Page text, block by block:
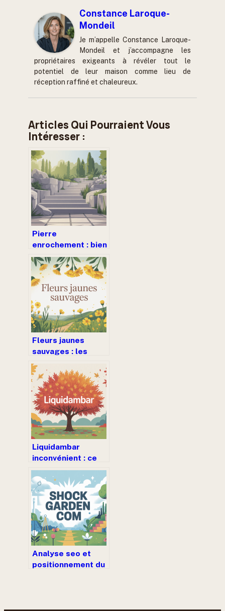
Constance Laroque-
Mondeil
Je m’appelle Constance Laroque-
Mondeil et j’accompagne les
propriétaires exigeants à révéler tout le
potentiel de leur maison comme lieu de
réception raffiné et chaleureux.
Articles Qui Pourraient Vous
Intéresser :
Pierre
enrochement : bien
choisir et poser
ses pierres pour
un terrain stable
Fleurs jaunes
sauvages : les
reconnaître, les
nommer et les
protéger
Liquidambar
inconvénient : ce
qu’il faut vraiment
savoir avant de
planter
Analyse seo et
positionnement du